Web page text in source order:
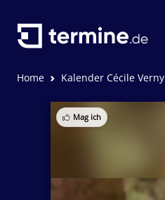
Home Kalender Cécile Verny
Mag ich